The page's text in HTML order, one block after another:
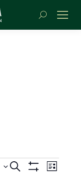
Søge:
Søg
Liste